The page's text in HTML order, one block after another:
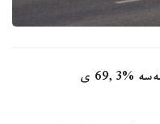
وبلىستىق ءبىلىم ساپاسىن قامتاماسىز ەتۋ دەپارتامەنتىنىڭ مالىمەتىنە سۇيەنسەك، 9 ۇيىم نەمەسە %69,3 ى